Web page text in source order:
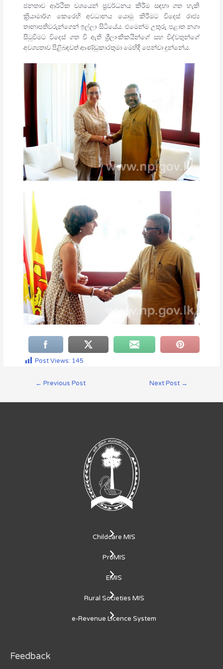
ජනතාව ආර්ථික වශයෙන් ප්‍රවර්ධනය කිරීම සඳහා ගත හැකි
ක්‍රියාමාර්ග කෙරෙහි අවධානය යොමු කිරීමට විදෙස් රාජ්‍ය
තානාපතිවරුන්ගෙන් ඉල්ලා සිටියේය. එමෙන්ම උතුරු පළාත නගා
සිටුවීමට විදෙස් ගත වී ඇති ශ්‍රීලාංකිකයින්ගේ සහ විද්වතුන්ගේ
අවශ්‍යතාව පිළිබඳවත් ආණ්ඩුකාරතුමා මෙහිදී පෙන්වා දුන්නේය.
Post Views: 145
← Previous Post Next Post →
Childcare MIS
ProMIS
EMIS
Rural Societies MIS
e-Revenue Licence System
Feedback